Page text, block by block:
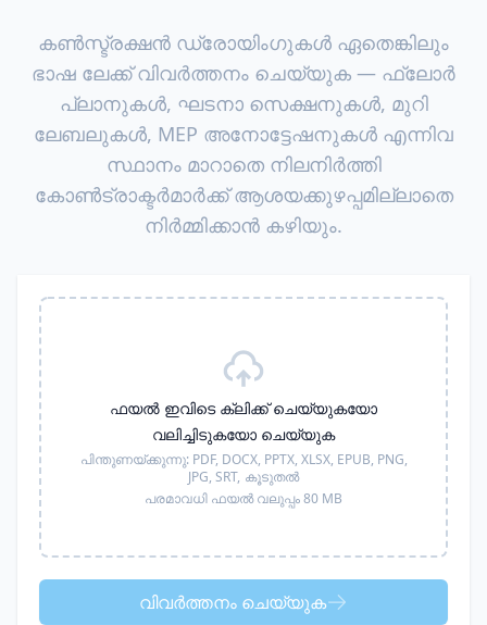
കൺസ്ട്രക്ഷൻ ഡ്രോയിംഗുകൾ ഏതെങ്കിലും
ഭാഷ ലേക്ക് വിവർത്തനം ചെയ്യുക — ഫ്ലോർ
പ്ലാനുകൾ, ഘടനാ സെക്ഷനുകൾ, മുറി
ലേബലുകൾ, MEP അനോട്ടേഷനുകൾ എന്നിവ
സ്ഥാനം മാറാതെ നിലനിർത്തി
കോൺട്രാക്ടർമാർക്ക് ആശയക്കുഴപ്പമില്ലാതെ
നിർമ്മിക്കാൻ കഴിയും.
ഫയൽ ഇവിടെ ക്ലിക്ക് ചെയ്യുകയോ
വലിച്ചിടുകയോ ചെയ്യുക
പിന്തുണയ്ക്കുന്നു: PDF, DOCX, PPTX, XLSX, EPUB, PNG,
JPG, SRT, കൂടുതൽ
പരമാവധി ഫയൽ വലുപ്പം 80 MB
വിവർത്തനം ചെയ്യുക